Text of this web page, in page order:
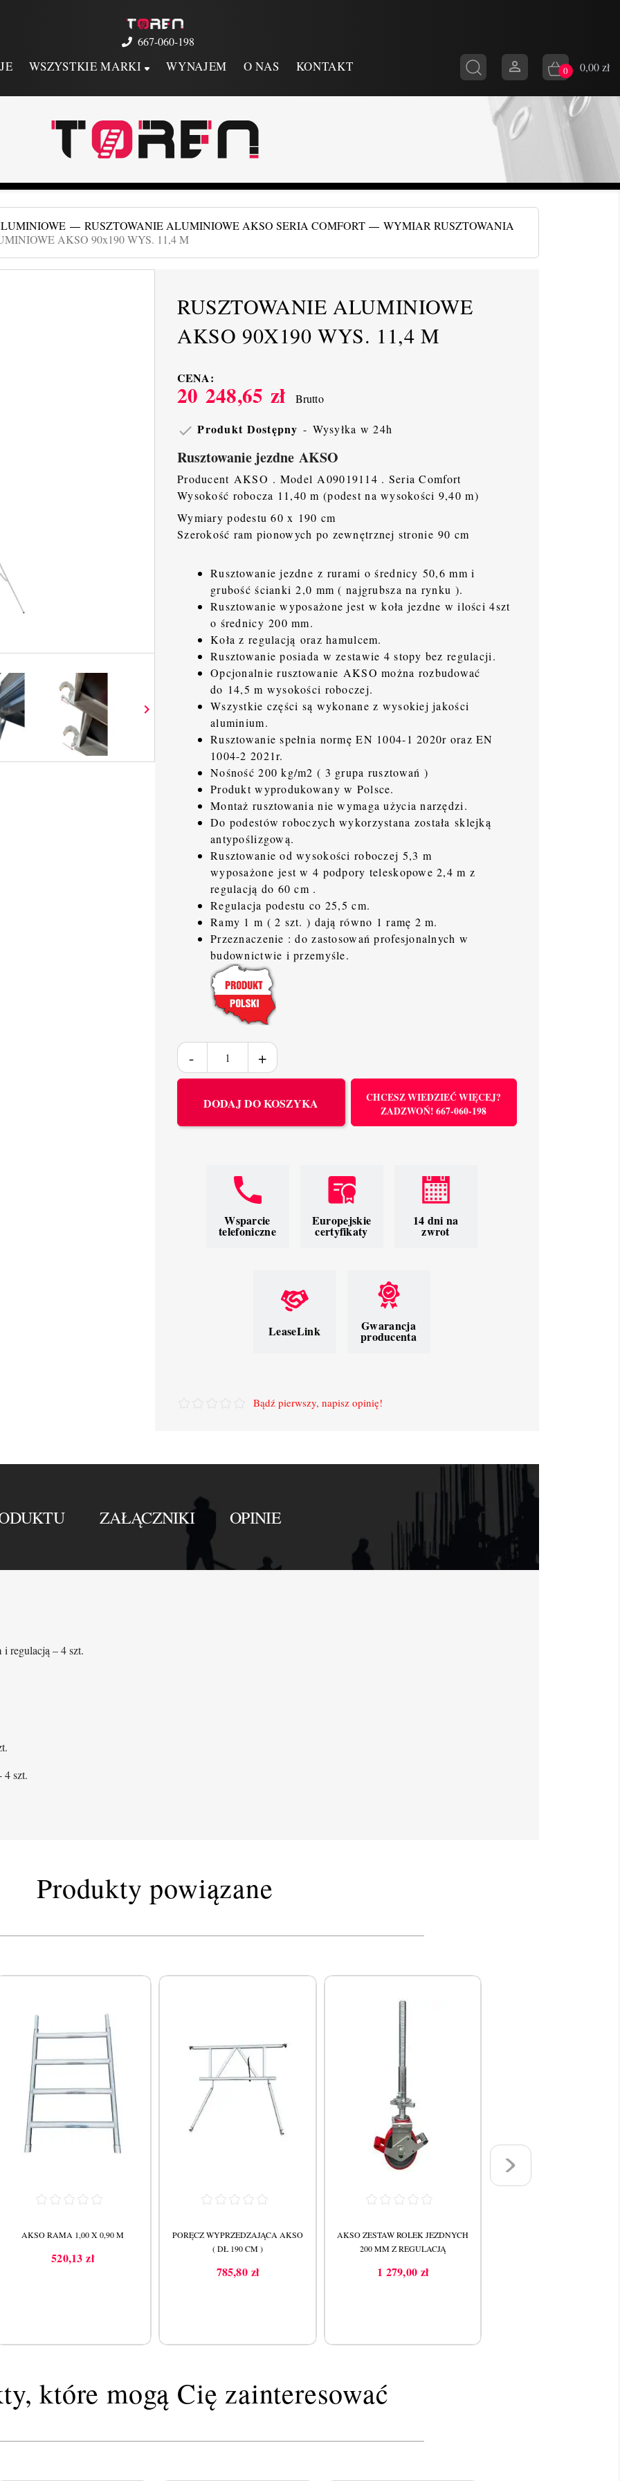
667-060-198
WSZYSTKIE MARKI WYNAJEM O NAS KONTAKT  0 0,00 zł
RUSZTOWANIE ALUMINIOWE AKSO SERIA COMFORT
WYMIAR RUSZTOWANIA
AKSO 90x190 WYS. 11,4 M

RUSZTOWANIE ALUMINIOWE
AKSO 90X190 WYS. 11,4 M
CENA:
20 248,65 zł Brutto
 Produkt Dostępny Wysyłka w 24h
Rusztowanie jezdne AKSO
Producent AKSO . Model A09019114 . Seria Comfort
Wysokość robocza 11,40 m (podest na wysokości 9,40 m)
Wymiary podestu 60 x 190 cm
Szerokość ram pionowych po zewnętrznej stronie 90 cm
Rusztowanie jezdne z rurami o średnicy 50,6 mm i
grubość ścianki 2,0 mm ( najgrubsza na rynku ).
Rusztowanie wyposażone jest w koła jezdne w ilości 4szt
o średnicy 200 mm.
Koła z regulacją oraz hamulcem.
Rusztowanie posiada w zestawie 4 stopy bez regulacji.
Opcjonalnie rusztowanie AKSO można rozbudować
do 14,5 m wysokości roboczej.
Wszystkie części są wykonane z wysokiej jakości
aluminium.
Rusztowanie spełnia normę EN 1004-1 2020r oraz EN
1004-2 2021r.
Nośność 200 kg/m2 ( 3 grupa rusztowań )
Produkt wyprodukowany w Polsce.
Montaż rusztowania nie wymaga użycia narzędzi.
Do podestów roboczych wykorzystana została sklejką
antypoślizgową.
Rusztowanie od wysokości roboczej 5,3 m
wyposażone jest w 4 podpory teleskopowe 2,4 m z
regulacją do 60 cm .
Regulacja podestu co 25,5 cm.
Ramy 1 m ( 2 szt. ) dają równo 1 ramę 2 m.
Przeznaczenie : do zastosowań profesjonalnych w
budownictwie i przemyśle.
DODAJ DO KOSZYKA
CHCESZ WIEDZIEĆ WIĘCEJ?
ZADZWOŃ! 667-060-198
Wsparcie
telefoniczne
Europejskie
certyfikaty
14 dni na
zwrot
LeaseLink Gwarancja
producenta
Bądź pierwszy, napisz opinię!
ZAŁĄCZNIKI OPINIE
i regulacją – 4 szt.
4 szt.
Produkty powiązane
AKSO RAMA 1,00 X 0,90 M
Cena
520,13 zł
PORĘCZ WYPRZEDZAJĄCA AKSO
( DŁ 190 CM )
Cena
785,80 zł
AKSO ZESTAW ROLEK JEZDNYCH
200 MM Z REGULACJĄ
Cena
1 279,00 zł
które mogą Cię zainteresować